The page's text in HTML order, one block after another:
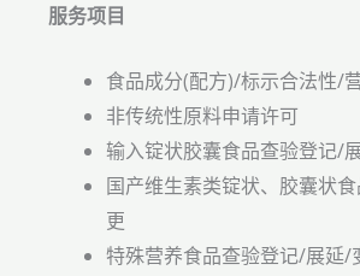
服务项目
食品成分(配方)/标示合法性/
非传统性原料申请许可
输入锭状胶囊食品查验登记/
国产维生素类锭状、胶囊状
更
特殊营养食品查验登记/展延/